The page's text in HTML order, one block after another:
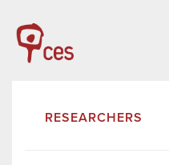
RESEARCHERS